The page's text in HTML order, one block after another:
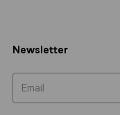
Newsletter